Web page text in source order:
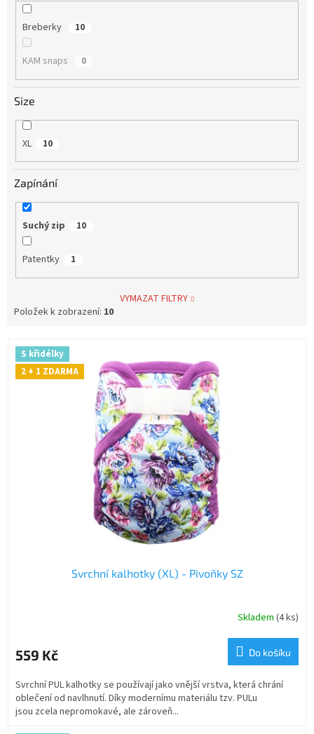
Breberky 10
KAM snaps 0
Size
XL 10
Zapínání
Suchý zip 10
Patentky 1
VYMAZAT FILTRY
Položek k zobrazení: 10
S křidélky
2 + 1 ZDARMA
Svrchní kalhotky (XL) - Pivoňky SZ
Skladem (4 ks)
559 Kč Do košíku
Svrchní PUL kalhotky se používají jako vnější vrstva, která chrání
oblečení od navlhnutí. Díky modernímu materiálu tzv. PULu
jsou zcela nepromokavé, ale zároveň...